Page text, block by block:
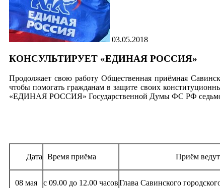
03.05.2018
КОНСУЛЬТИРУЕТ «ЕДИНАЯ РОССИЯ»
Продолжает свою работу Общественная приёмная
чтобы помогать гражданамв защите своих
«ЕДИНАЯ РОССИЯ» Государственной Думы ФС РФ
Дата Время приёма Приём ведут
08 мая с 09.00 до 12.00 часовГлава Савинского